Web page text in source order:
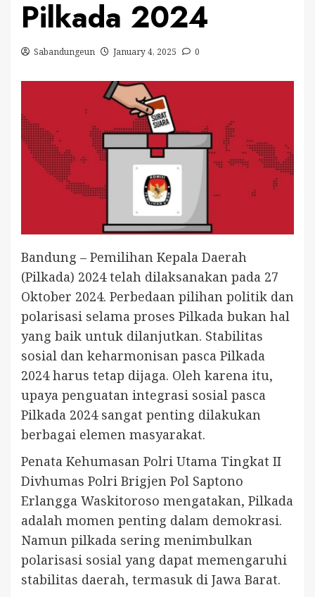
Pilkada 2024
Sabandungeun January 4, 2025 0
Bandung – Pemilihan Kepala Daerah
(Pilkada) 2024 telah dilaksanakan pada 27
Oktober 2024. Perbedaan pilihan politik dan
polarisasi selama proses Pilkada bukan hal
yang baik untuk dilanjutkan. Stabilitas
sosial dan keharmonisan pasca Pilkada
2024 harus tetap dijaga. Oleh karena itu,
upaya penguatan integrasi sosial pasca
Pilkada 2024 sangat penting dilakukan
berbagai elemen masyarakat.
Penata Kehumasan Polri Utama Tingkat II
Divhumas Polri Brigjen Pol Saptono
Erlangga Waskitoroso mengatakan, Pilkada
adalah momen penting dalam demokrasi.
Namun pilkada sering menimbulkan
polarisasi sosial yang dapat memengaruhi
stabilitas daerah, termasuk di Jawa Barat.